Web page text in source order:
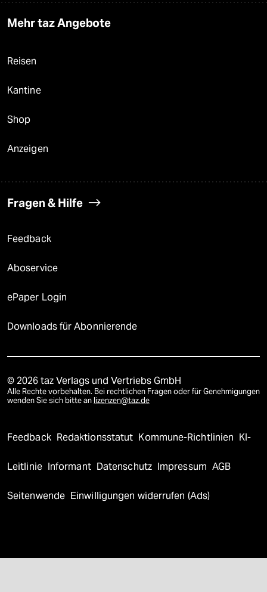
Mehr taz Angebote
Reisen
Kantine
Shop
Anzeigen
Fragen & Hilfe
Feedback
Aboservice
ePaper Login
Downloads für Abonnierende
© 2026 taz Verlags und Vertriebs GmbH
Alle Rechte vorbehalten. Bei rechtlichen Fragen oder für Genehmigungen
wenden Sie sich bitte an lizenzen@taz.de
Feedback Redaktionsstatut Kommune-Richtlinien KI-
Leitlinie Informant Datenschutz Impressum AGB
Seitenwende Einwilligungen widerrufen (Ads)